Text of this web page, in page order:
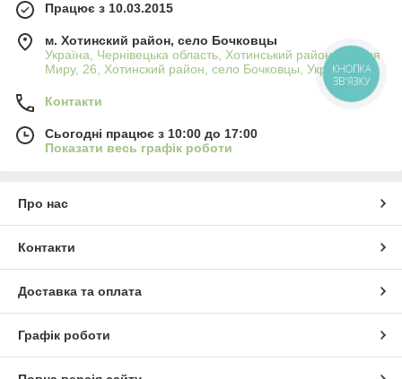
Працює з 10.03.2015
м. Хотинский район, село Бочковцы
Україна, Чернівецька область, Хотинський район, вулиця
Миру, 26, Хотинский район, село Бочковцы, Україна
Контакти
Сьогодні працює з 10:00 до 17:00
Показати весь графік роботи
Про нас
Контакти
Доставка та оплата
Графік роботи
КНОПКА
ЗВ'ЯЗКУ